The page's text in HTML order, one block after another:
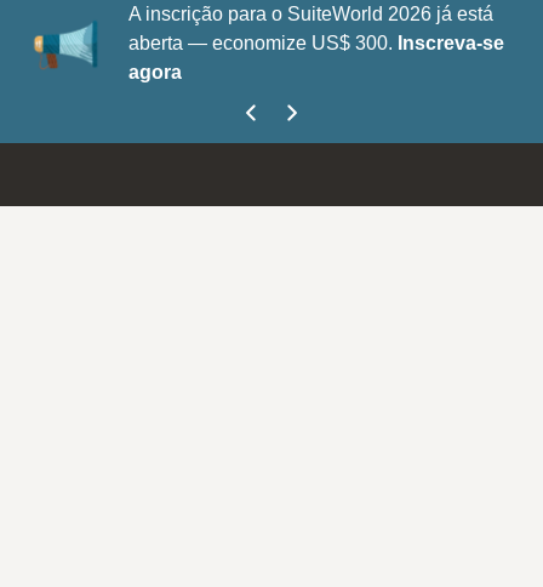
A inscrição para o SuiteWorld 2026 já está
aberta — economize US$ 300. Inscreva-se
agora